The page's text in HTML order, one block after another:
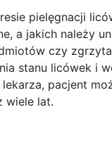
pielęgnacji
a jakich należy
czy
stanu licówek i
pacjent
wiele lat.